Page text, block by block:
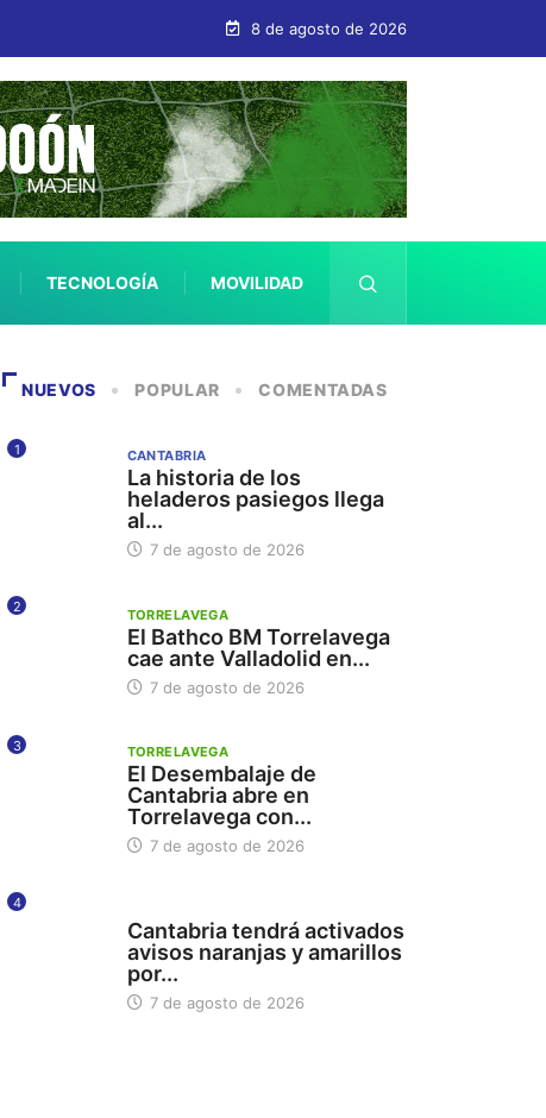
8 de agosto de 2026
TECNOLOGÍA MOVILIDAD
NUEVOS POPULAR COMENTADAS
1 CANTABRIA
La historia de los
heladeros pasiegos llega
al...
7 de agosto de 2026
2 TORRELAVEGA
El Bathco BM Torrelavega
cae ante Valladolid en...
7 de agosto de 2026
3 TORRELAVEGA
El Desembalaje de
Cantabria abre en
Torrelavega con...
7 de agosto de 2026
4
Cantabria tendrá activados
avisos naranjas y amarillos
por...
7 de agosto de 2026